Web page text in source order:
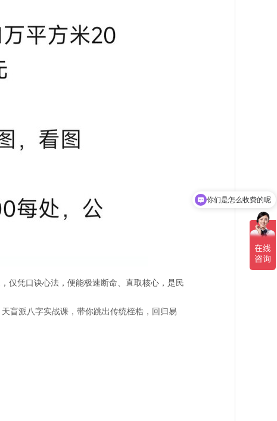
仅凭口诀心法，便能极速断命、直取核心 ，是民
天盲派八字实战课 ，带你跳出传统桎梏，回归易
现在有优惠活动吗